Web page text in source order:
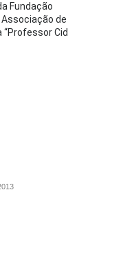
Fundação
Associação de
“Professor Cid